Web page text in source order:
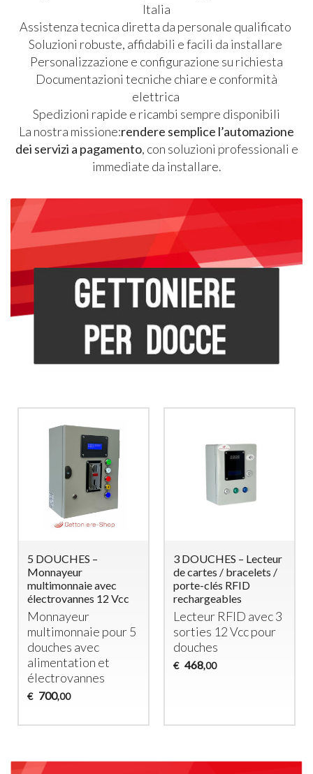
Italia
Assistenza tecnica diretta da personale qualificato
Soluzioni robuste, affidabili e facili da installare
Personalizzazione e configurazione su richiesta
Documentazioni tecniche chiare e conformità
elettrica
Spedizioni rapide e ricambi sempre disponibili
La nostra missione:rendere semplice l’automazione
dei servizi a pagamento, con soluzioni professionali e
immediate da installare.
2 DOUCHES –
Monnayeur
Multimonnaie
Temporisé avec
Électrovannes
Monnayeur
Temporisé pour 2
Douches
€ 438,00
Gettoniera per 8
Lavatrici (o 4 Lavatrici
e 4 Asciugatrici)
Gettoniera a
Monete per 8
Lavatrici o
Asciugatrici –
Controllo